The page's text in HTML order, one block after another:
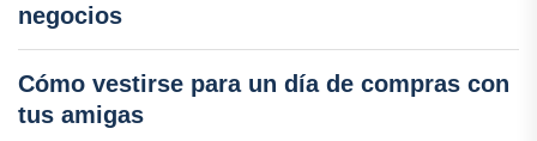
negocios
Cómo vestirse para un día de compras con
tus amigas